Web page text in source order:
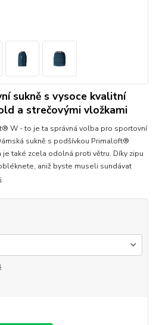
sukně s vysoce kvalitní
a strečovými vložkami
W - to je ta správná volba pro sportovní
sukně s podšívkou Primaloft®
také zcela odolná proti větru. Díky zipu
aniž byste museli sundávat